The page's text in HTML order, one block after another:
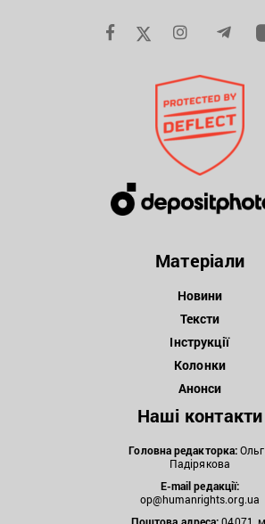
Матеріали
Новини
Тексти
Інструкції
Колонки
Анонси
Наші контакти
Головна редакторка:
Падірякова
E-mail редакції:
op@humanrights.org.ua
Поштова адреса:04071, м.